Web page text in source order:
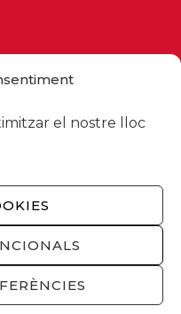
el nostre lloc
Nacional
/Privacitat